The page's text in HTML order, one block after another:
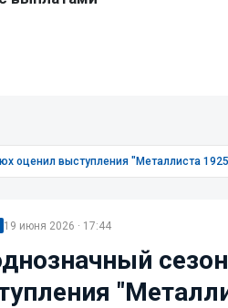
оценил выступления "Металлиста
19 июня 2026 · 17:44